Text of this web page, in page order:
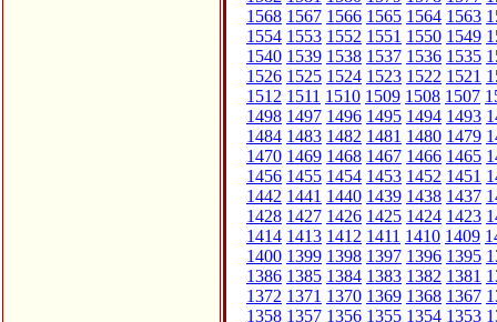
1568 1567 1566 1565 1564 1563
1554 1553 1552 1551 1550 1549
1540 1539 1538 1537 1536 1535
1526 1525 1524 1523 1522 1521
1512 1511 1510 1509 1508 1507
1498 1497 1496 1495 1494 1493
1484 1483 1482 1481 1480 1479
1470 1469 1468 1467 1466 1465
1456 1455 1454 1453 1452 1451
1442 1441 1440 1439 1438 1437
1428 1427 1426 1425 1424 1423
1414 1413 1412 1411 1410 1409
1400 1399 1398 1397 1396 1395
1386 1385 1384 1383 1382 1381
1372 1371 1370 1369 1368 1367
1358 1357 1356 1355 1354 1353